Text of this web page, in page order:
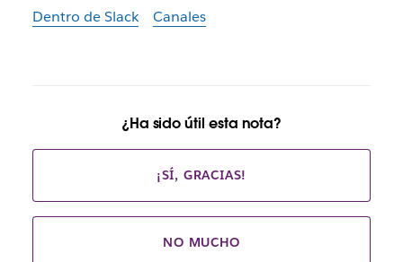
Dentro de Slack Canales
¿Ha sido útil esta nota?
¡SÍ, GRACIAS!
NO MUCHO